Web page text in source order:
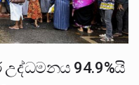
උද්ධමනය 94.9%යි